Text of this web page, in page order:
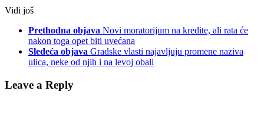
Vidi još
Prethodna objava Novi moratorijum na kredite, ali rata će
nakon toga opet biti uvećana
Sledeća objava Gradske vlasti najavljuju promene naziva
ulica, neke od njih i na levoj obali
Leave a Reply